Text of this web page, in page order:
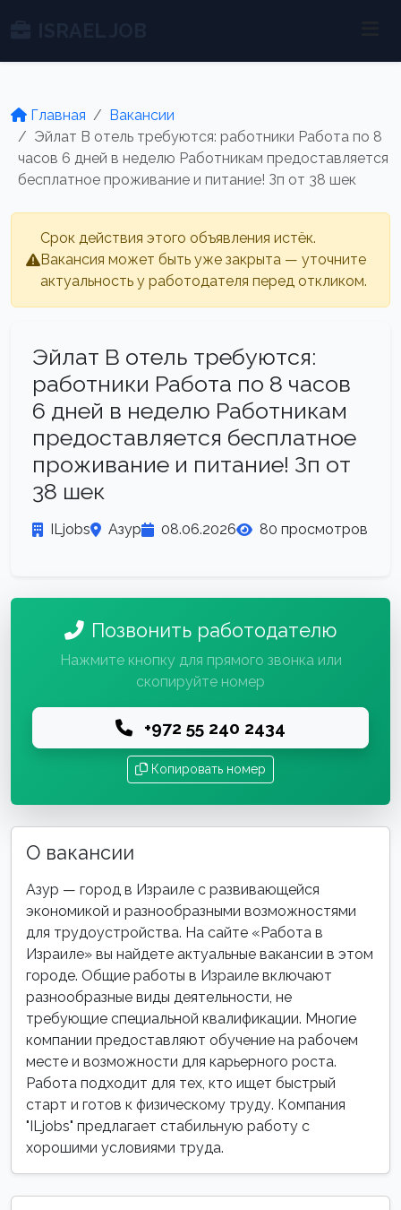
Главная
Вакансии
Эйлат В отель требуются: работники Работа по 8
часов 6 дней в неделю Работникам предоставляется
бесплатное проживание и питание! Зп от 38 шек
Срок действия этого объявления истёк.
Вакансия может быть уже закрыта — уточните
актуальность у работодателя перед откликом.
Эйлат В отель требуются:
работники Работа по 8 часов
6 дней в неделю Работникам
предоставляется бесплатное
проживание и питание! Зп от
38 шек
ILjobs Азур 08.06.2026 80 просмотров
Позвонить работодателю
Нажмите кнопку для прямого звонка или
скопируйте номер
+972 55 240 2434
Копировать номер
О вакансии
Азур — город в Израиле с развивающейся
экономикой и разнообразными возможностями
для трудоустройства. На сайте «Работа в
Израиле» вы найдете актуальные вакансии в этом
городе. Общие работы в Израиле включают
разнообразные виды деятельности, не
требующие специальной квалификации. Многие
компании предоставляют обучение на рабочем
месте и возможности для карьерного роста.
Работа подходит для тех, кто ищет быстрый
старт и готов к физическому труду. Компания
"ILjobs" предлагает стабильную работу с
хорошими условиями труда.